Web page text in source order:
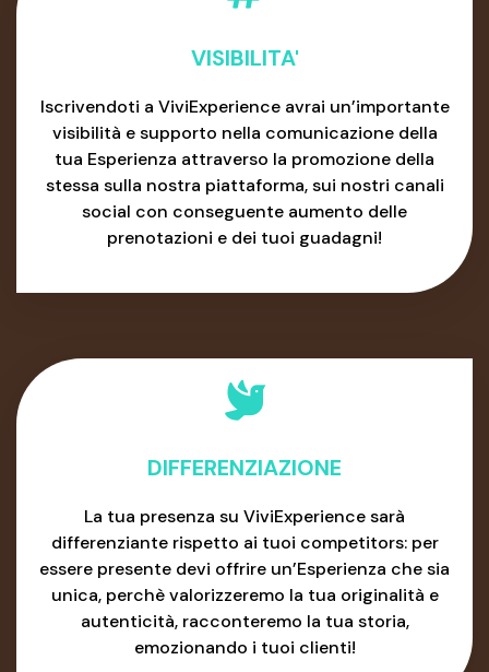
VISIBILITA'
Iscrivendoti a ViviExperience avrai un’importante
visibilità e supporto nella comunicazione della
tua Esperienza attraverso la promozione della
stessa sulla nostra piattaforma, sui nostri canali
social con conseguente aumento delle
prenotazioni e dei tuoi guadagni!
DIFFERENZIAZIONE
La tua presenza su ViviExperience sarà
differenziante rispetto ai tuoi competitors: per
essere presente devi offrire un’Esperienza che sia
unica, perchè valorizzeremo la tua originalità e
autenticità, racconteremo la tua storia,
emozionando i tuoi clienti!